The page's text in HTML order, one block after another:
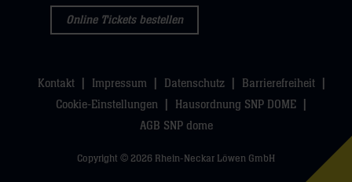
Online Tickets bestellen
Kontakt Impressum Datenschutz
Barrierefreiheit
Cookie-Einstellungen
Hausordnung SNP DOME
AGB SNP dome
Copyright © 2026 Rhein-Neckar Löwen GmbH